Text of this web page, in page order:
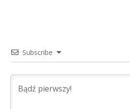
Subscribe